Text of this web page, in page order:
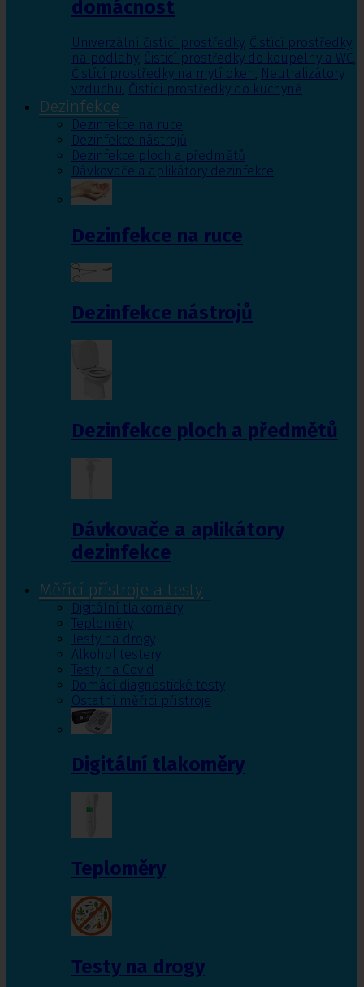
domácnost
Univerzální čistící prostředky, Čistící prostředky
na podlahy, Čisticí prostředky do koupelny a WC,
Čistící prostředky na mytí oken, Neutralizátory
vzduchu, Čistící prostředky do kuchyně
Dezinfekce
Dezinfekce na ruce
Dezinfekce nástrojů
Dezinfekce ploch a předmětů
Dávkovače a aplikátory dezinfekce
Dezinfekce na ruce
Dezinfekce nástrojů
Dezinfekce ploch a předmětů
Dávkovače a aplikátory
dezinfekce
Měřící přístroje a testy
Digitální tlakoměry
Teploměry
Testy na drogy
Alkohol testery
Testy na Covid
Domácí diagnostické testy
Ostatní měřící přístroje
Digitální tlakoměry
Teploměry
Testy na drogy